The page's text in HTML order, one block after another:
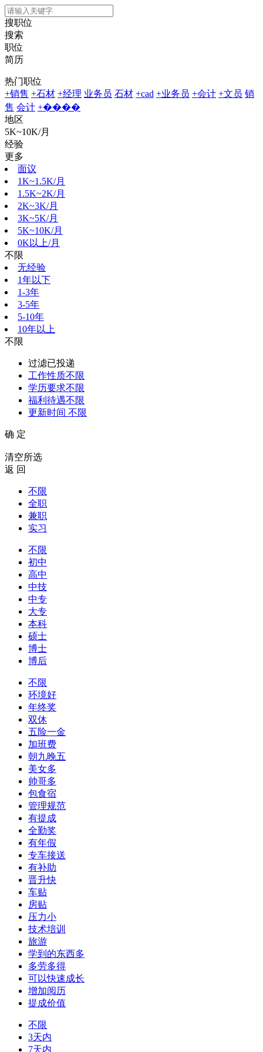
搜职位
搜索
职位
简历
热门职位
+销售 +石材 +经理 业务员 石材 +cad +业务员 +会计 +文员 销
售 会计 +����
地区
5K~10K/月
经验
更多
面议
1K~1.5K/月
1.5K~2K/月
2K~3K/月
3K~5K/月
5K~10K/月
0K以上/月
不限
无经验
1年以下
1-3年
3-5年
5-10年
10年以上
不限
过滤已投递
工作性质不限
学历要求不限
福利待遇不限
更新时间 不限
确 定
清空所选
返 回
不限
全职
兼职
实习
不限
初中
高中
中技
中专
大专
本科
硕士
博士
博后
不限
环境好
年终奖
双休
五险一金
加班费
朝九晚五
美女多
帅哥多
包食宿
管理规范
有提成
全勤奖
有年假
专车接送
有补助
晋升快
车贴
房贴
压力小
技术培训
旅游
学到的东西多
多劳多得
可以快速成长
增加阅历
提成价值
不限
3天内
7天内